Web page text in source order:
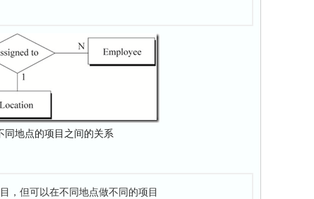
地点的项目之间的关系
，但可以在不同地点做不同的项目